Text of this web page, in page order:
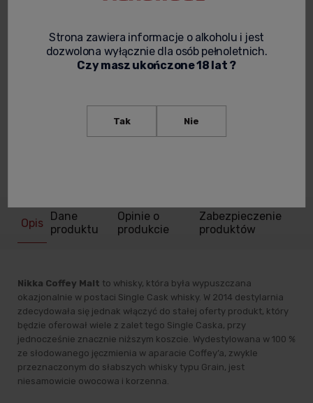
spodziewana dostawa
powiadom o dostępności
Opis Dane
produktu
Opinie o
produkcie
Zabezpieczenie
produktów
Nikka Coffey Malt to whisky, która była wypuszczana
okazjonalnie w postaci Single Cask whisky. W 2014 destylarnia
zdecydowała się jednak włączyć do stałej oferty produkt, który
będzie oferował wiele z zalet tego Single Caska, przy
jednocześnie znacznie niższym koszcie. Wydestylowana w 100 %
ze słodowanego jęczmienia w aparacie Coffey’a, zwykle
przeznaczonym do słabszych whisky typu Grain, jest
niesamowicie owocowa i korzenna.
Strona zawiera informacje o alkoholu i jest
dozwolona wyłącznie dla osób pełnoletnich.
Czy masz ukończone 18 lat ?
Tak Nie